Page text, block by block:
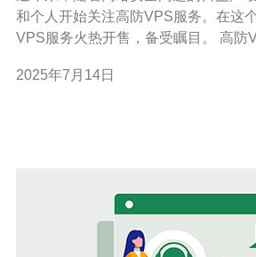
和个人开始关注高防VPS服务。在这
VPS服务火热开售，备受瞩目。 高防VPS是一种基于虚拟
效抵御各种网络攻击，确保网站和应用的
2025年7月14日